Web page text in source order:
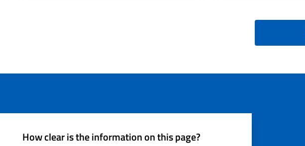
How clear is the information on this page?